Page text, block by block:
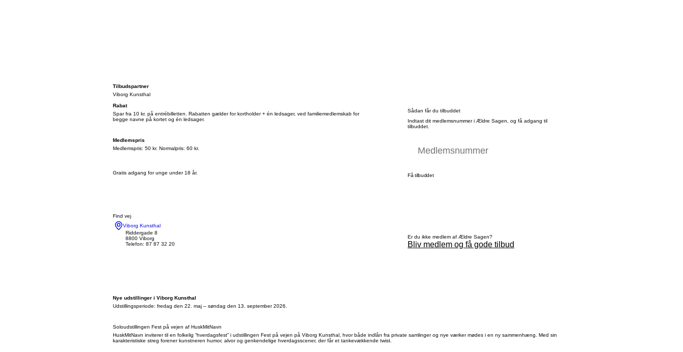
Tilbudspartner
Viborg Kunsthal
Rabat
Spar fra 10 kr. på entrébilletten. Rabatten gælder for kortholder + én ledsager, ved familiemedlemskab for
begge navne på kortet og én ledsager.
Medlemspris
Medlemspris: 50 kr. Normalpris: 60 kr.
Gratis adgang for unge under 18 år.
Find vej
Viborg Kunsthal
Riddergade 8
8800 Viborg
Telefon: 87 87 32 20
Nye udstillinger i Viborg Kunsthal
Udstillingsperiode: fredag den 22. maj – søndag den 13. september 2026.
Soloudstillingen Fest på vejen af HuskMitNavn
HuskMitNavn inviterer til en folkelig “hverdagsfest” i udstillingen Fest på vejen på Viborg Kunsthal, hvor både indlån fra private samlinger og nye værker mødes i en ny sammenhæng. Med sin
karakteristiske streg forener kunstneren humor, alvor og genkendelige hverdagsscener, der får et tankevækkende twist.
Sådan får du tilbuddet
Indtast dit medlemsnummer i Ældre Sagen, og få adgang til
tilbuddet.
Få tilbuddet
Er du ikke medlem af Ældre Sagen?
Bliv medlem og få gode tilbud